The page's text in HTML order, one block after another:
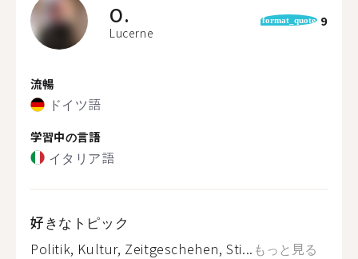
O.
Lucerne
format_quote 9
流暢
ドイツ語
学習中の言語
イタリア語
好きなトピック
Politik, Kultur, Zeitgeschehen, Sti... もっと見る